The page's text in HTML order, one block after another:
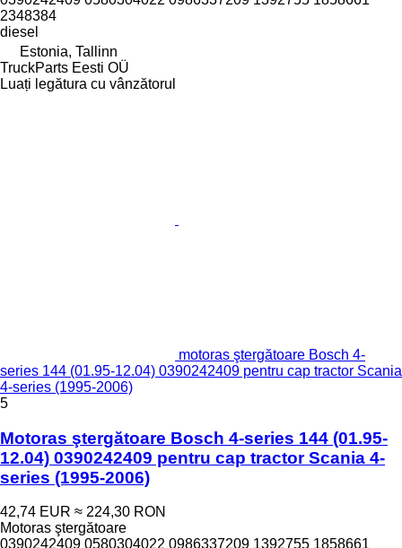
2348384
diesel
Estonia, Tallinn
TruckParts Eesti OÜ
Luați legătura cu vânzătorul
motoras ştergătoare Bosch 4-
series 144 (01.95-12.04) 0390242409 pentru cap tractor Scania
4-series (1995-2006)
5
Motoras ştergătoare Bosch 4-series 144 (01.95-
12.04) 0390242409 pentru cap tractor Scania 4-
series (1995-2006)
42,74 EUR ≈ 224,30 RON
Motoras ştergătoare
0390242409 0580304022 0986337209 1392755 1858661